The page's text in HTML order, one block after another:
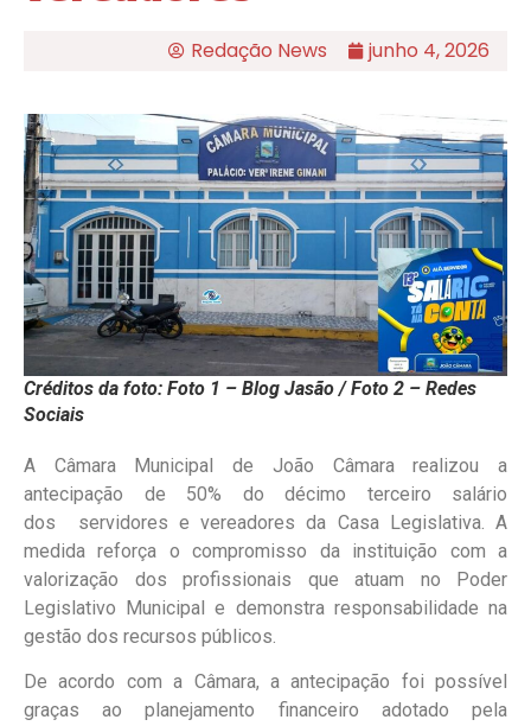
Redação News junho 4, 2026
Créditos da foto: Foto 1 – Blog Jasão / Foto 2 – Redes
Sociais
A Câmara Municipal de João Câmara realizou a
antecipação de 50% do décimo terceiro salário
dos servidores e vereadores da Casa Legislativa. A
medida reforça o compromisso da instituição com a
valorização dos profissionais que atuam no Poder
Legislativo Municipal e demonstra responsabilidade na
gestão dos recursos públicos.
De acordo com a Câmara, a antecipação foi possível
graças ao planejamento financeiro adotado pela